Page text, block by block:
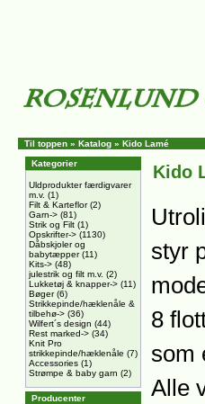
Til toppen » Katalog » Kido Lamé
Kategorier
Uldprodukter færdigvarer
m.v. (1)
Filt & Karteflor(2)
Garn-> (81)
Strik og Filt (1)
Opskrifter-> (1130)
Dåbskjoler og
babytæpper(11)
Kits-> (48)
julestrik og filt m.v. (2)
Lukketøj & knapper-> (11)
Bøger(6)
Strikkepinde/hæklenåle &
tilbehø-> (36)
Wilfert´s design (44)
Rest marked-> (34)
Knit Pro
strikkepinde/hæklenåle (7)
Accessories (1)
Strømpe & baby garn (2)
Producenter
Kido
styr
8
som
Alle